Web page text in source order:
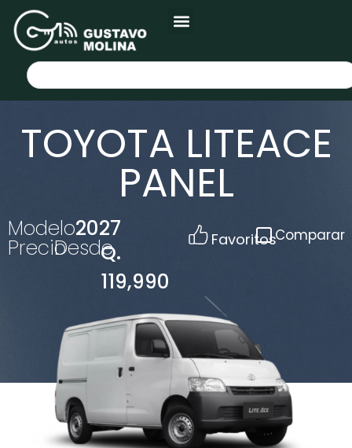
TOYOTA LITEACE
PANEL
Modelo2027
PrecioDesde
Q.
119,990
FavoritosComparar